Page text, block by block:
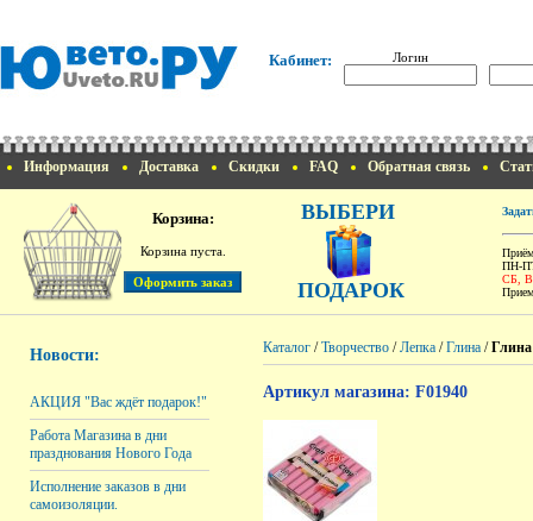
Кабинет: Логин
Информация Доставка Скидки FAQ Обратная связь
Корзина:
Корзина пуста.
ВЫБЕРИ
ПОДАРОК
ПН-
СБ,
Новости:
АКЦИЯ "Вас ждёт подарок!"
Работа Магазина в дни
празднования Нового Года
Исполнение заказов в дни
самоизоляции.
Каталог /Творчество /Лепка /Глина /
Артикул магазина: F01940